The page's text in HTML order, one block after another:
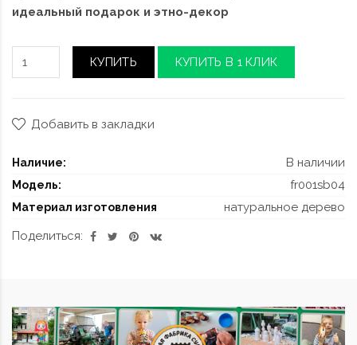
идеальный подарок и этно-декор
КУПИТЬ КУПИТЬ В 1 КЛИК
Добавить в закладки
Наличие: В наличии
Модель: fr001sb04
Материал изготовления
натуральное дерево
Поделиться: